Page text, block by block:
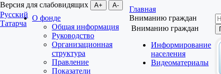
Версия для слабовидящих
A+ A-
Русский
Татарча
О фонде
Общая информация
Руководство
Организационная
структура
Правление
Показатели
Главная
Вниманию граждан
Вниманию граждан
Информирование
населения
Видеоматериалы